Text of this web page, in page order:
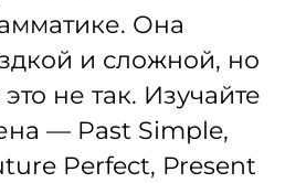
Она
и сложной, но
не так. Изучайте
— Past Simple,
Perfect, Present